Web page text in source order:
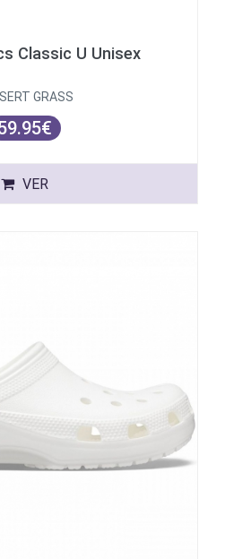
Classic U Unisex
GRASS
VER